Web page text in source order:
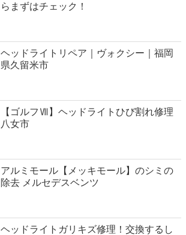
らまずはチェック！
ヘッドライトリペア｜ヴォクシー｜福岡
県久留米市
【ゴルフⅦ】ヘッドライトひび割れ修理
八女市
アルミモール【メッキモール】のシミの
除去 メルセデスベンツ
ヘッドライトガリキズ修理！交換するし